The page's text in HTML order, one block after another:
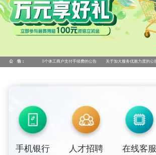
公 告：
续降低小微企业和个体工商户支付手续费的公告 关于加大服务优惠力度的公告
手机银行
人才招聘 在线客服